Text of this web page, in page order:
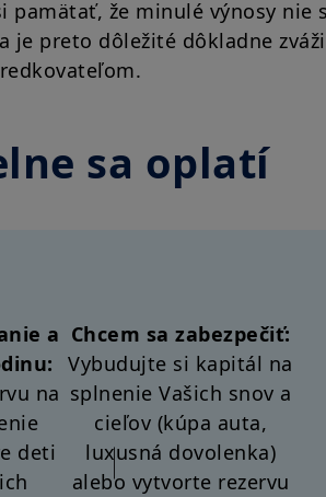
že minulé výnosy nie
je preto dôležité dôkladne
sa oplatí
a
na
deti
Chcem sa zabezpečiť:
Vybudujte si kapitál na
splnenie Vašich snov a
cieľov (kúpa auta,
luxusná dovolenka)
alebo vytvorte rezervu